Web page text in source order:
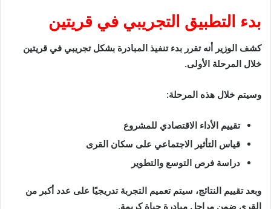
بدء التطبيق التجريبي في قريتين
كشف الوزير أنه تقرر بدء تنفيذ المبادرة بشكل تجريبي في قريتين
خلال المرحلة الأولى.
وسيتم خلال هذه المرحلة:
تقييم الأداء الاقتصادي للمشروع
قياس التأثير الاجتماعي على سكان القرى
دراسة فرص التوسع والتطوير
وبعد تقييم النتائج، سيتم تعميم التجربة تدريجيًا على عدد أكبر من
القرى ضمن مراحل مبادرة حياة كريمة.